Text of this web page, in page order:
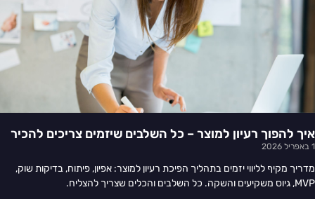
איך להפוך רעיון למוצר – כל השלבים שיזמים צריכים להכיר
1 באפריל 2026
מדריך מקיף לליווי יזמים בתהליך הפיכת רעיון למוצר: אפיון, פיתוח, בדיקות שוק,
MVP, גיוס משקיעים והשקה. כל השלבים והכלים שצריך להצליח.